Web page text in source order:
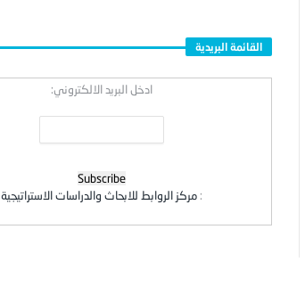
القائمة البريدية
ادخل البريد الالكتروني:
:مركز الروابط للابحاث والدراسات الاستراتيجية